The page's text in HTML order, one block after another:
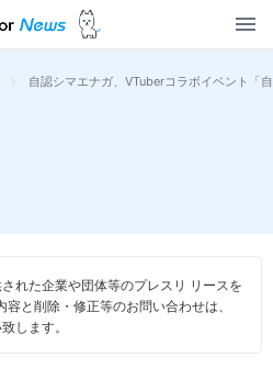
> 自認シマエナガ、VTuberコラボイベント「
された企業や団体等のプレスリ リースを
と削除・修正等のお問い合わせは、
します。